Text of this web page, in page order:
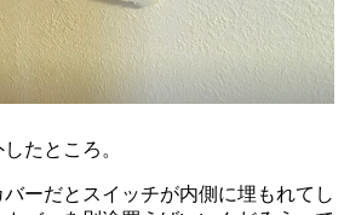
たところ。
ーだとスイッチが内側に埋もれてし